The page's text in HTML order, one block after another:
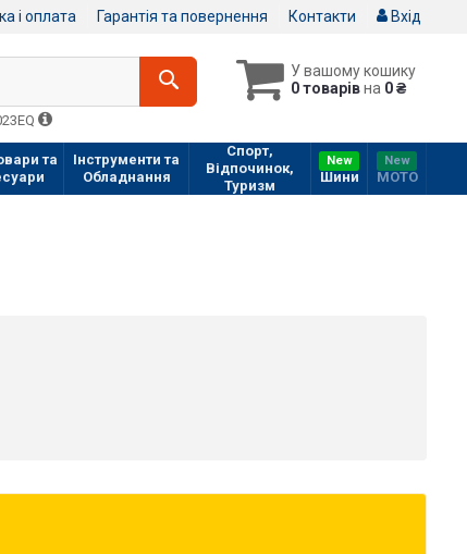
і оплата Гарантія та повернення Контакти Вхід
У вашому кошику
0 товарівна 0 ₴
та
Інструменти та
Обладнання
Спорт,
Відпочинок,
Туризм
New
Шини
New
МOTO